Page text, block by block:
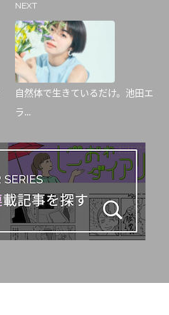
NEXT
自然体で生きているだけ。池田エ
ラ...